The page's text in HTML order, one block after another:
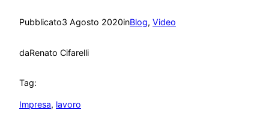
Pubblicato3 Agosto 2020inBlog, Video
daRenato Cifarelli
Tag:
Impresa, lavoro